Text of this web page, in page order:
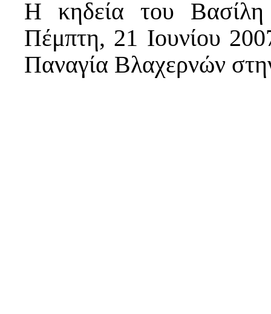
Η κηδεία του Βασίλη
Πέμπτη, 21 Ιουνίου
Παναγία Βλαχερνών